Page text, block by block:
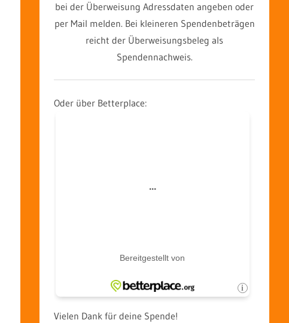
bei der Überweisung Adressdaten angeben oder
per Mail melden. Bei kleineren Spendenbeträgen
reicht der Überweisungsbeleg als
Spendennachweis.
Oder über Betterplace:
Vielen Dank für deine Spende!